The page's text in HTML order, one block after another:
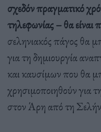
σχεδόν πραγματικό
τηλεφωνίας – θα
σεληνιακός πάγος θα
για τη δημιουργία
και καυσίμων που θα
χρησιμοποιηθούν για
στον Άρη από τη